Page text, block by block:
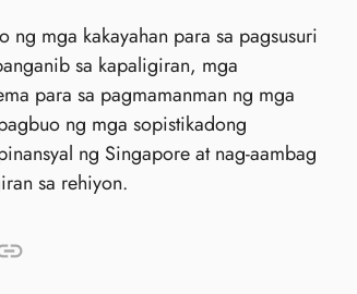
mga kakayahan para sa pagsusuri
sa kapaligiran, mga
para sa pagmamanman ng mga
ng mga sopistikadong
ng Singapore at nag-aambag
sa rehiyon.